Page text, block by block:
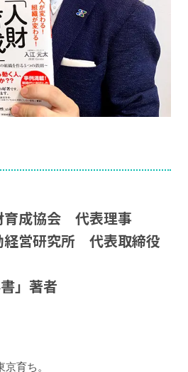
育成協会 代表理事
経営研究所 代表取締役
」著者
育ち。